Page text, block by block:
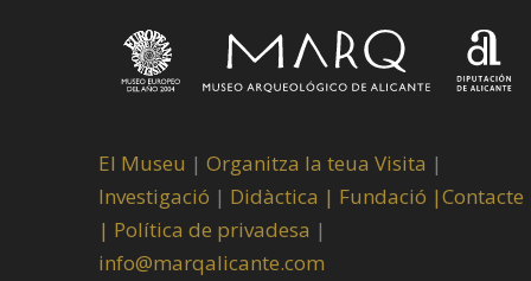
El Museu | Organitza la teua Visita |
Investigació | Didàctica | Fundació |Contacte
| Política de privadesa |
info@marqalicante.com